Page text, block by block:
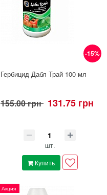
-15%
Гербицид Дабл Трай 100 мл
155.00 грн 131.75 грн
шт.
Купить
Акция